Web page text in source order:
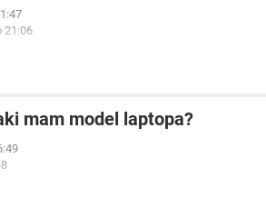
21:06
mam model laptopa?